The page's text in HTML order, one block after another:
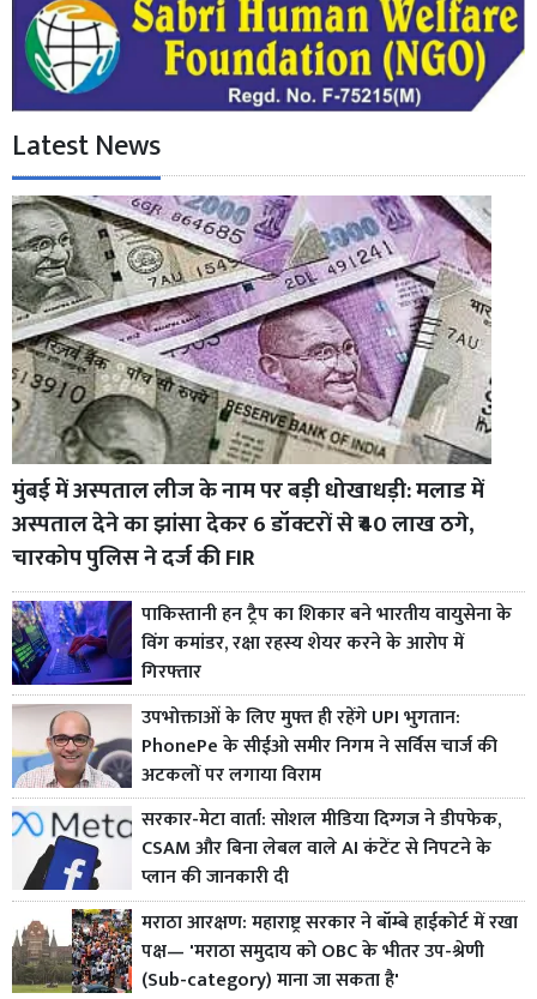
Latest News
मुंबई में अस्पताल लीज के नाम पर बड़ी धोखाधड़ी: मलाड में
अस्पताल देने का झांसा देकर 6 डॉक्टरों से ₹40 लाख ठगे,
चारकोप पुलिस ने दर्ज की FIR
पाकिस्तानी हन ट्रैप का शिकार बने भारतीय वायुसेना के
विंग कमांडर, रक्षा रहस्य शेयर करने के आरोप में
गिरफ्तार
उपभोक्ताओं के लिए मुफ्त ही रहेंगे UPI भुगतान:
PhonePe के सीईओ समीर निगम ने सर्विस चार्ज की
अटकलों पर लगाया विराम
सरकार-मेटा वार्ता: सोशल मीडिया दिग्गज ने डीपफेक,
CSAM और बिना लेबल वाले AI कंटेंट से निपटने के
प्लान की जानकारी दी
मराठा आरक्षण: महाराष्ट्र सरकार ने बॉम्बे हाईकोर्ट में रखा
पक्ष— 'मराठा समुदाय को OBC के भीतर उप-श्रेणी
(Sub-category) माना जा सकता है'